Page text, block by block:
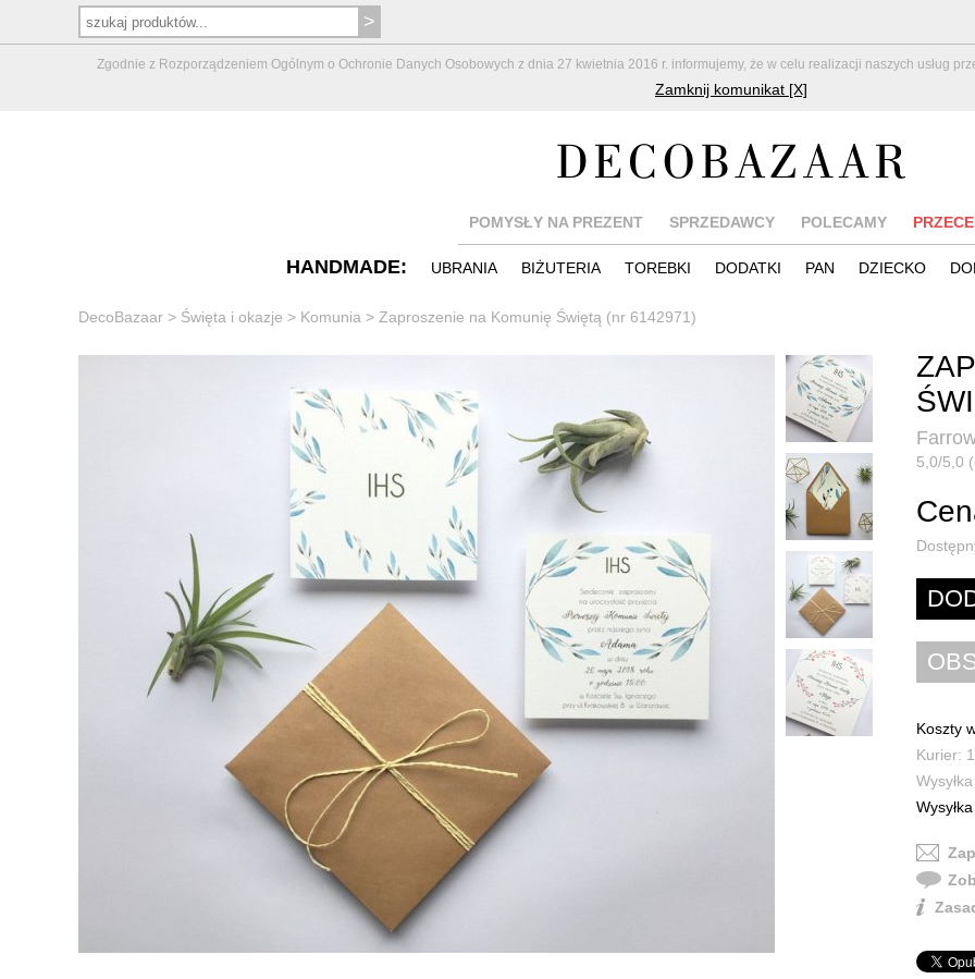
Zgodnie z Rozporządzeniem Ogólnym o Ochronie Danych Osobowych z dnia 27 kwietnia 2016 r. informujemy, że w celu realizacji naszych usług
Zamknij komunikat [X]
POMYSŁY NA PREZENT SPRZEDAWCY POLECAMY
HANDMADE: UBRANIA BIŻUTERIA TOREBKI DODATKI PAN DZIECKO
DecoBazaar > Święta i okazje > Komunia > Zaproszenie na Komunię Świętą (nr 6142971)
5,0/5,0
Koszty
Kurier: